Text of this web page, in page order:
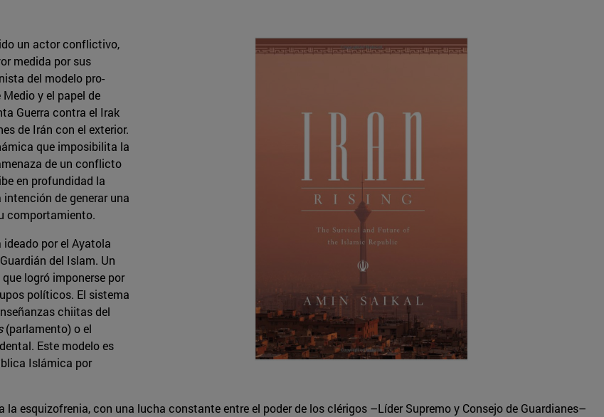
un actor conflictivo,
medida por sus
del modelo pro-
y el papel de
Guerra contra el Irak
de Irán con el exterior.
que imposibilita la
de un conflicto
en profundidad la
de generar una
comportamiento.
por el Ayatola
del Islam. Un
logró imponerse por
políticos. El sistema
chiitas del
(parlamento) o el
Este modelo es
Islámica por
esquizofrenia, con una lucha constante entre el poder de los clérigos –Líder Supremo y Consejo de Guardianes–